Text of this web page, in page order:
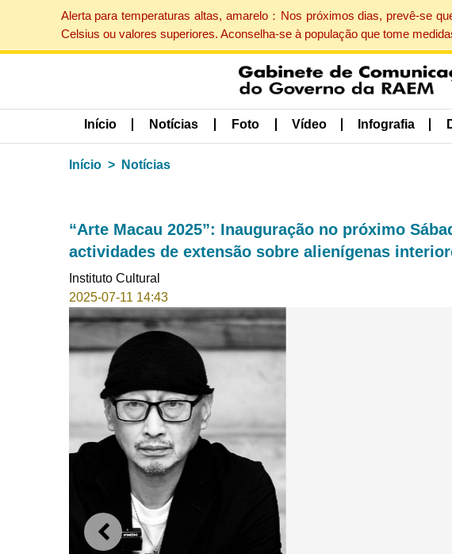
Alerta para temperaturas altas, amarelo：Nos próximos dias, prevê-se
Celsius ou valores superiores. Aconselha-se à população que tome
Início Notícias Foto Vídeo Infografia
Início Notícias
“Arte Macau 2025”: Inauguração no próximo
actividades de extensão sobre alienígenas
Instituto Cultural
2025-07-11 14:43
ANTERIOR